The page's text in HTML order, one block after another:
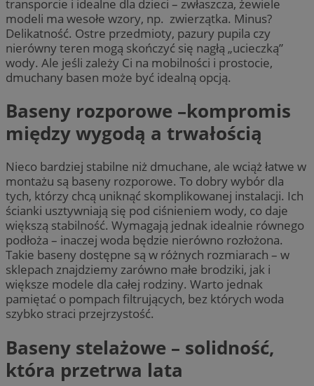
transporcie i idealne dla dzieci – zwłaszcza, żewiele
modeli ma wesołe wzory, np. zwierzątka. Minus?
Delikatność. Ostre przedmioty, pazury pupila czy
nierówny teren mogą skończyć się nagłą „ucieczką”
wody. Ale jeśli zależy Ci na mobilności i prostocie,
dmuchany basen może być idealną opcją.
Baseny rozporowe –kompromis
między wygodą a trwałością
Nieco bardziej stabilne niż dmuchane, ale wciąż łatwe w
montażu są baseny rozporowe. To dobry wybór dla
tych, którzy chcą uniknąć skomplikowanej instalacji. Ich
ścianki usztywniają się pod ciśnieniem wody, co daje
większą stabilność. Wymagają jednak idealnie równego
podłoża – inaczej woda będzie nierówno rozłożona.
Takie baseny dostępne są w różnych rozmiarach – w
sklepach znajdziemy zarówno małe brodziki, jak i
większe modele dla całej rodziny. Warto jednak
pamiętać o pompach filtrujących, bez których woda
szybko straci przejrzystość.
Baseny stelażowe – solidność,
która przetrwa lata